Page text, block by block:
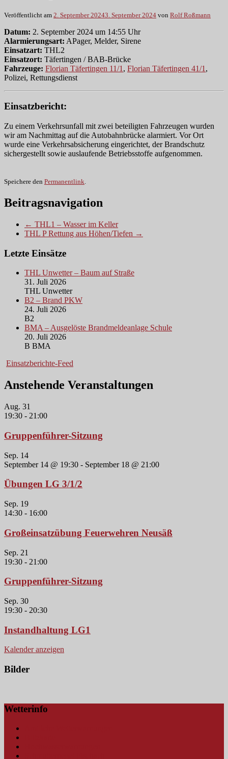
Veröffentlicht am 2. September 20243. September 2024 von Rolf Roßmann
Datum: 2. September 2024 um 14:55 Uhr
Alarmierungsart: APager, Melder, Sirene
Einsatzart: THL2
Einsatzort: Täfertingen / BAB-Brücke
Fahrzeuge: Florian Täfertingen 11/1 , Florian Täfertingen 41/1 ,
Polizei, Rettungsdienst
Einsatzbericht:
Zu einem Verkehrsunfall mit zwei beteiligten Fahrzeugen wurden
wir am Nachmittag auf die Autobahnbrücke alarmiert. Vor Ort
wurde eine Verkehrsabsicherung eingerichtet, der Brandschutz
sichergestellt sowie auslaufende Betriebsstoffe aufgenommen.
Speichere den Permanentlink.
Beitragsnavigation
← THL1 – Wasser im Keller
THL P Rettung aus Höhen/Tiefen →
Letzte Einsätze
THL Unwetter – Baum auf Straße
31. Juli 2026
THL Unwetter
B2 – Brand PKW
24. Juli 2026
B2
BMA – Ausgelöste Brandmeldeanlage Schule
20. Juli 2026
B BMA
Einsatzberichte-Feed
Anstehende Veranstaltungen
Aug. 31
19:30 - 21:00
Gruppenführer-Sitzung
Sep. 14
September 14 @ 19:30 - September 18 @ 21:00
Übungen LG 3/1/2
Sep. 19
14:30 - 16:00
Großeinsatzübung Feuerwehren Neusäß
Sep. 21
19:30 - 21:00
Gruppenführer-Sitzung
Sep. 30
19:30 - 20:30
Instandhaltung LG1
Kalender anzeigen
Bilder
Wetterinfo